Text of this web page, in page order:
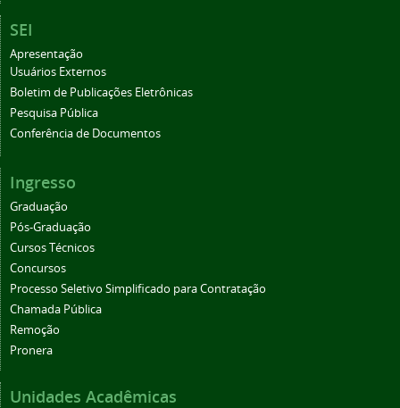
SEI
Apresentação
Usuários Externos
Boletim de Publicações Eletrônicas
Pesquisa Pública
Conferência de Documentos
Ingresso
Graduação
Pós-Graduação
Cursos Técnicos
Concursos
Processo Seletivo Simplificado para Contratação
Chamada Pública
Remoção
Pronera
Unidades Acadêmicas